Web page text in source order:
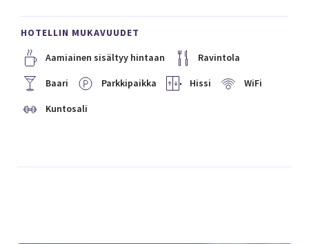
HOTELLIN MUKAVUUDET
Aamiainen sisältyy hintaan
Ravintola
Baari Parkkipaikka Hissi WiFi
Kuntosali